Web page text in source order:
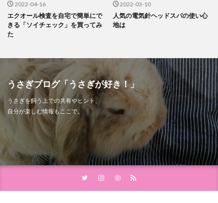
2022-04-16
エクオール検査を自宅で簡単にで
きる「ソイチェック」を買ってみ
た
2022-03-10
人気の電気針ヘッドスパの使い心
地は
うさぎブログ「うさぎが好き！」
うさぎを飼う上での共有やヒント、
自分が楽しむ情報もここで。